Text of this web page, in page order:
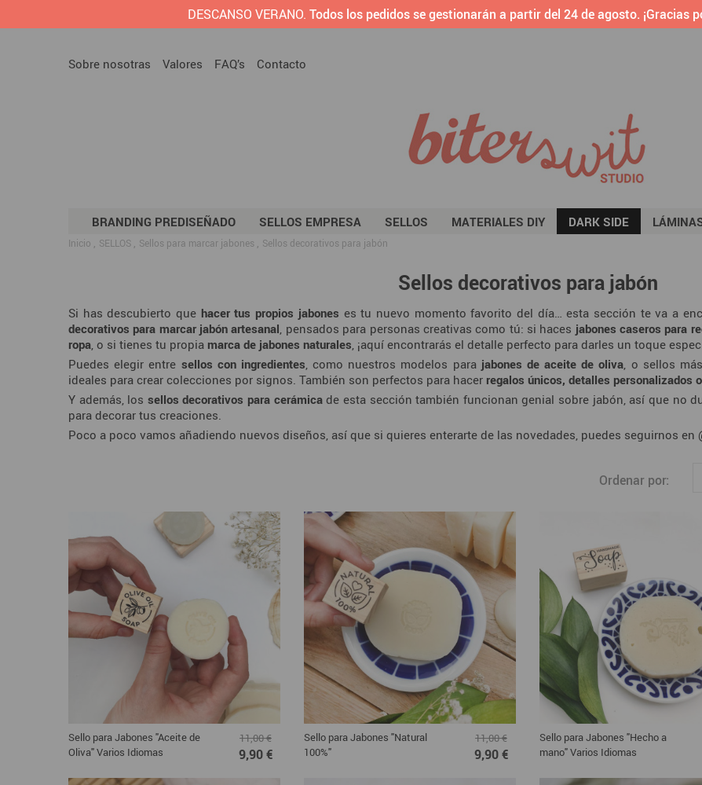
DESCANSO VERANO. Todos los pedidos se gestionarán a partir del 24 de agosto. ¡Gracias
Sobre nosotras Valores FAQ’s Contacto
BRANDING PREDISEÑADO SELLOS EMPRESA SELLOS MATERIALES DIY DARK SIDE
Inicio SELLOS Sellos para marcar jabones Sellos decorativos para jabón
Sellos decorativos para jabón
Si has descubierto que hacer tus propios jabones es tu nuevo momento favorito del día… esta sección te va a
decorativos para marcar jabón artesanal , pensados para personas creativas como tú: si haces jabones caseros para
ropa , o si tienes tu propia marca de jabones naturales , ¡aquí encontrarás el detalle perfecto para darles un toque
Puedes elegir entre sellos con ingredientes , como nuestros modelos para jabones de aceite de oliva , o sellos
ideales para crear colecciones por signos. También son perfectos para hacer regalos únicos, detalles personalizados
Y además, los sellos decorativos para cerámicade esta sección también funcionan genial sobre jabón, así que no
para decorar tus creaciones.
Poco a poco vamos añadiendo nuevos diseños, así que si quieres enterarte de las novedades, puedes seguirnos en
Ordenar por:
Sello para Jabones "Aceite de
Oliva" Varios Idiomas
11,00 €
9,90 €
Sello para Jabones "Natural
100%"
11,00 €
9,90 €
Sello para Jabones "Hecho a
mano" Varios Idiomas